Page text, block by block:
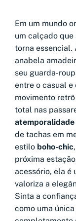
Em um mundo
um calçado que
torna essencial.
anabela
seu guarda-
entre o casual e
movimento
total nas
atemporalidade
de tachas em
estilo boho-chic
próxima
acessório, ela é
valoriza a
Sinta a
como uma